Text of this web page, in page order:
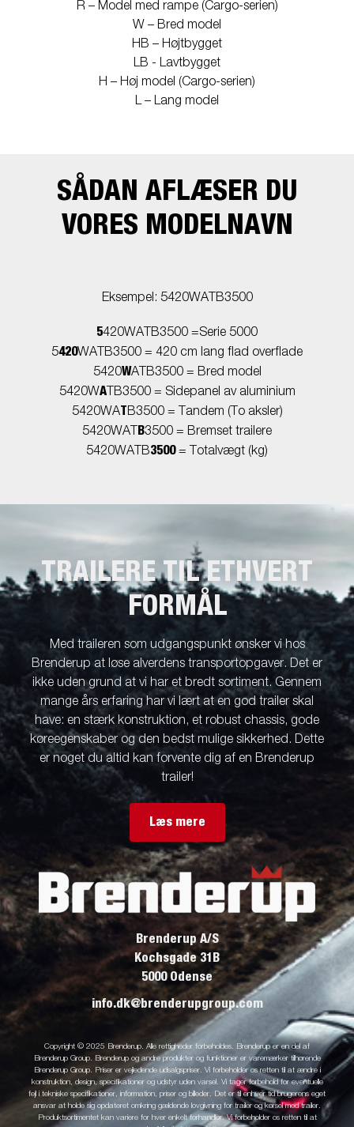
R – Model med rampe (Cargo-serien)
W – Bred model
HB – Højtbygget
LB - Lavtbygget
H – Høj model (Cargo-serien)
L – Lang model
SÅDAN AFLÆSER DU
VORES MODELNAVN
Eksempel: 5420WATB3500
5420WATB3500 =Serie 5000
5420WATB3500 = 420 cm lang flad overflade
5420WATB3500 = Bred model
5420WATB3500 = Sidepanel av aluminium
5420WATB3500 = Tandem (To aksler)
5420WAT
B3500 = Bremset trailere
5420WATB3500= Totalvægt (kg)
TRAILERE TIL ETHVERT
FORMÅL
Med traileren som udgangspunkt ønsker vi hos
Brenderup at løse alverdens transportopgaver. Det er
ikke uden grund at vi har et bredt sortiment. Gennem
mange års erfaring har vi lært at en god trailer skal
have: en stærk konstruktion, et robust chassis, gode
køreegenskaber og den bedst mulige sikkerhed. Dette
er noget du altid kan forvente dig af en Brenderup
trailer!
Læs mere
Brenderup A/S
Kochsgade 31B
5000 Odense
info.dk@brenderupgroup.com
Copyright © 2025 Brenderup. Alle rettigheder forbeholdes. Brenderup er en del af
Brenderup Group. Brenderup og andre produkter og funktioner er varemærker tilhørende
Brenderup Group. Priser er vejledende udsalgspriser. Vi forbeholder os retten til at ændre i
konstruktion, design, specifikationer og udstyr uden varsel. Vi tager forbehold for eventuelle
fejl i tekniske specifikationer, information, priser og billeder. Det er til enhver tid brugerens eget
ansvar at holde sig opdateret omkring gældende lovgivning for trailer og kørsel med trailer.
Produktsortimentet kan variere for hver enkelt forhandler. Vi forbeholder os retten til at